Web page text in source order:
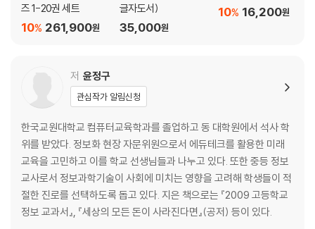
즈 1-20권 세트
261,900원
10%
글자도서)
35,000원
16,200원
10%
저 윤정구
관심작가 알림신청
한국교원대학교 컴퓨터교육학과를 졸업하고 동 대학원에서 석사 학
위를 받았다. 정보화 현장 자문위원으로서 에듀테크를 활용한 미래
교육을 고민하고 이를 학교 선생님들과 나누고 있다. 또한 중등 정보
교사로서 정보과학기술이 사회에 미치는 영향을 고려해 학생들이 적
절한 진로를 선택하도록 돕고 있다. 지은 책으로는 『2009 고등학교
정보 교과서』, 『세상의 모든 돈이 사라진다면』(공저) 등이 있다.